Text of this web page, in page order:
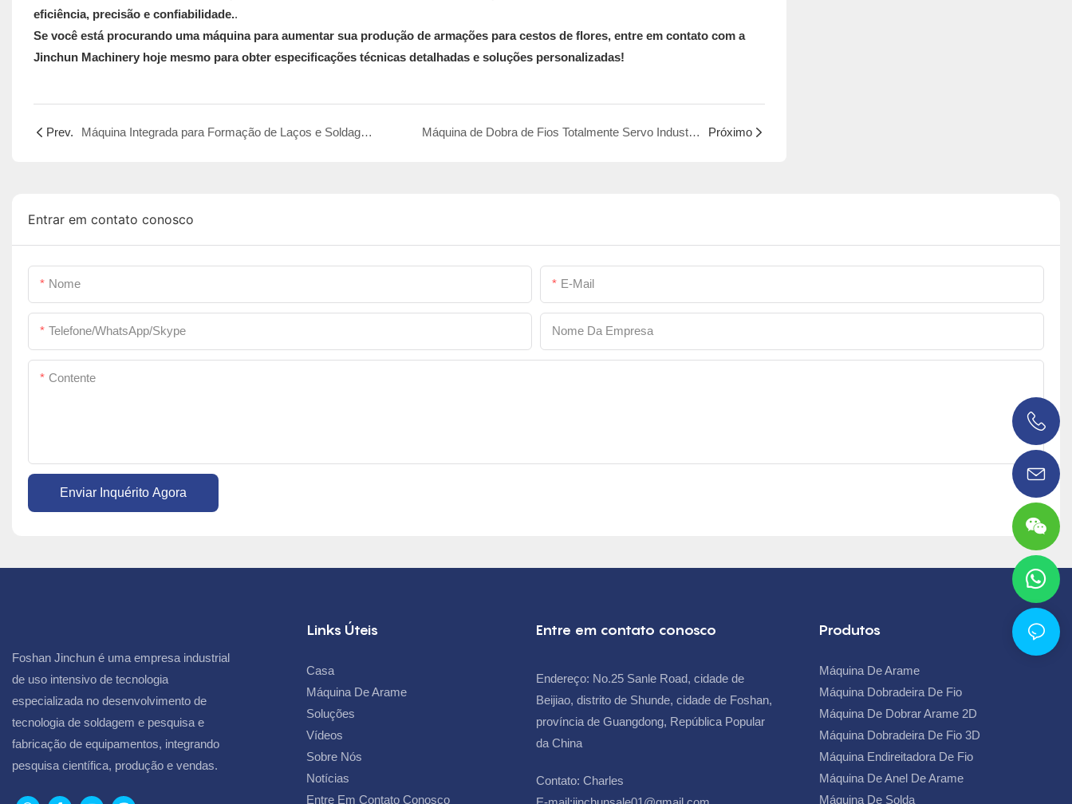
eficiência, precisão e confiabilidade.​.
Se você está procurando uma máquina para aumentar sua produção de armações para cestos de flores, entre em contato com a
Jinchun Machinery hoje mesmo para obter especificações técnicas detalhadas e soluções personalizadas!
Prev. Máquina Integrada para Formação de Laços e Soldagem de Topo: Equipamento Essencial para Produção de Treliças Modulares para Vasos Máquina de Dobra de Fios Totalmente Servo Industrial Jinchun de 3-8 mm: Precisão e Eficiência para uma Nova Era no Processamento de Metais Próximo
Entrar em contato conosco
Nome E-Mail
Telefone/WhatsApp/Skype Nome Da Empresa
Contente
Enviar Inquérito Agora
Foshan Jinchun é uma empresa industrial
de uso intensivo de tecnologia
especializada no desenvolvimento de
tecnologia de soldagem e pesquisa e
fabricação de equipamentos, integrando
pesquisa científica, produção e vendas.
Links Úteis
Casa
Máquina De Arame
Soluções
Vídeos
Sobre Nós
Notícias
Entre Em Contato Conosco
Entre em contato conosco
Endereço: No.25 Sanle Road, cidade de
Beijiao, distrito de Shunde, cidade de Foshan,
província de Guangdong, República Popular
da China
Contato: Charles
Produtos
Máquina De Arame
Máquina Dobradeira De Fio
Máquina De Dobrar Arame 2D
Máquina Dobradeira De Fio 3D
Máquina Endireitadora De Fio
Máquina De Anel De Arame
Máquina De Solda